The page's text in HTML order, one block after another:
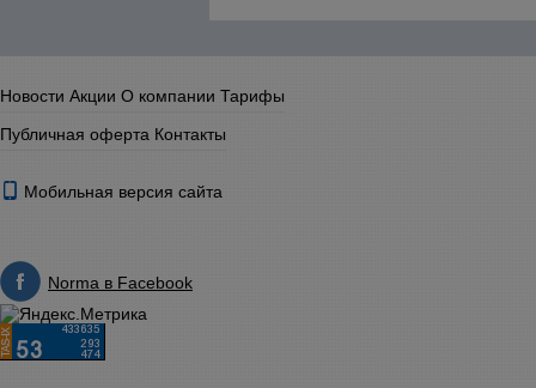
Новости Акции О компании Тарифы
Публичная оферта Контакты
Мобильная версия сайта
Norma в Facebook